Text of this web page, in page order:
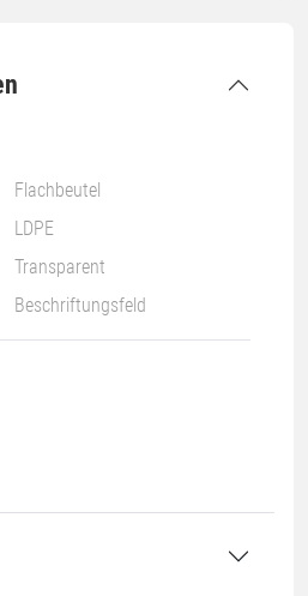
Flachbeutel
LDPE
Transparent
Beschriftungsfeld